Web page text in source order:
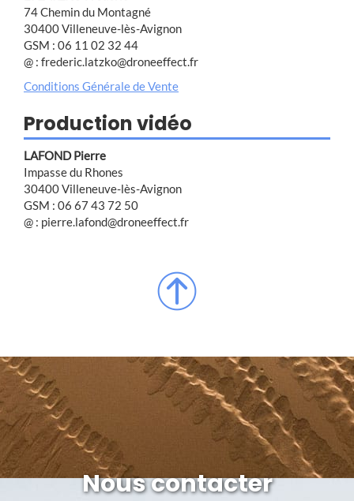
74 Chemin du Montagné
30400 Villeneuve-lès-Avignon
GSM : 06 11 02 32 44
@ : frederic.latzko@droneeffect.fr
Conditions Générale de Vente
Production vidéo
LAFOND Pierre
Impasse du Rhones
30400 Villeneuve-lès-Avignon
GSM : 06 67 43 72 50
@ : pierre.lafond@droneeffect.fr
Nous contacter